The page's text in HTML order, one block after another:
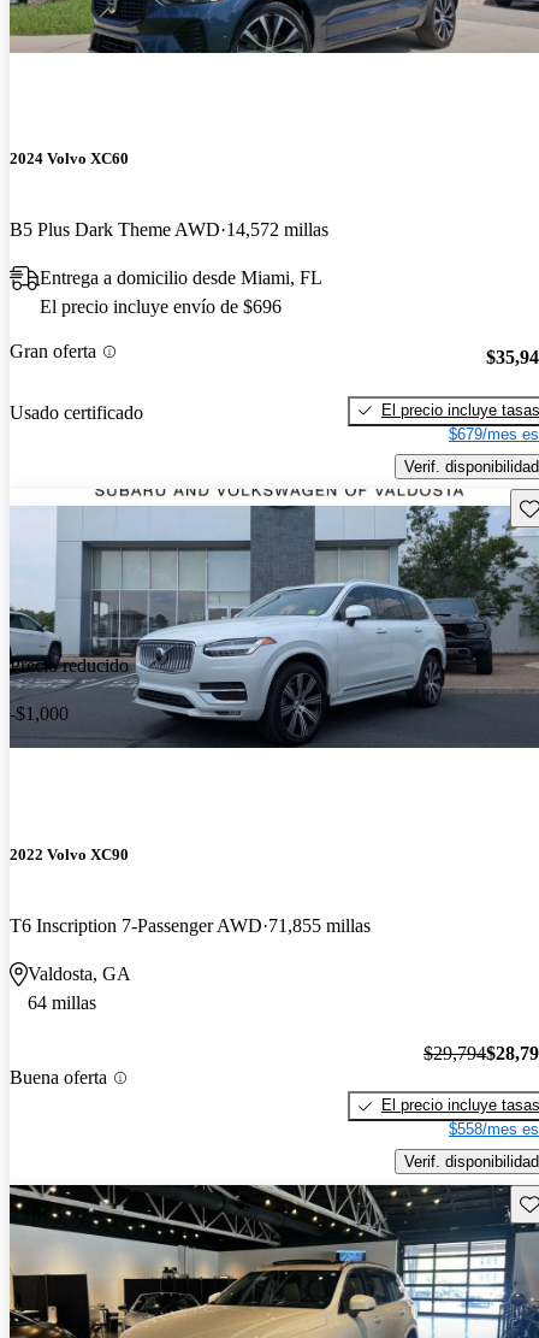
2024 Volvo XC60
B5 Plus Dark Theme AWD 14,572 millas
Entrega a domicilio desde Miami, FL
El precio incluye envío de $696
Gran oferta
Usado certificado
El precio incluye tasas
$679/mes
Verif. disponibilidad
Precio reducido
-$1,000
2022 Volvo XC90
T6 Inscription 7-Passenger AWD 71,855 millas
Valdosta, GA
64 millas
Buena oferta
$29,794
El precio incluye tasas
$558/mes
Verif. disponibilidad